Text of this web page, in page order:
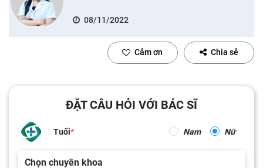
08/11/2022
Cảm ơn Chia sẻ
ĐẶT CÂU HỎI VỚI BÁC SĨ
Tuổi Nam Nữ
Chọn chuyên khoa